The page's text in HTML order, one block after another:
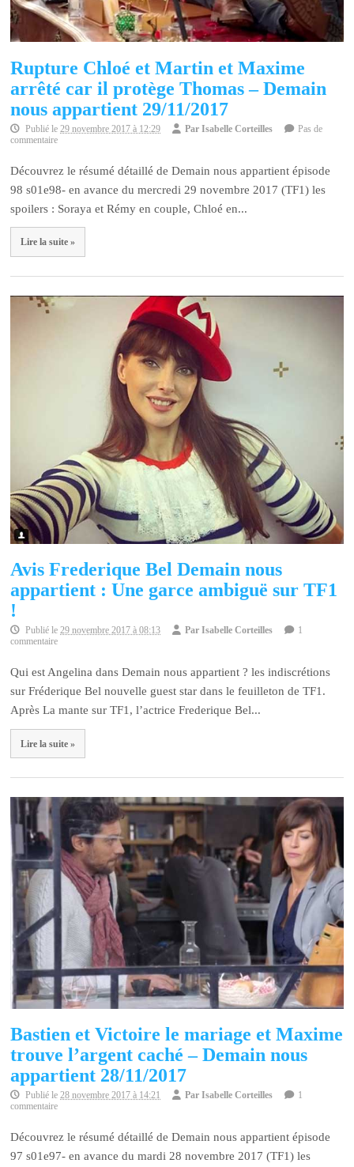
Rupture Chloé et Martin et Maxime
arrêté car il protège Thomas – Demain
nous appartient 29/11/2017
Publié le 29 novembre 2017 à 12:29 ParIsabelle Corteilles
Pas de
commentaire
Découvrez le résumé détaillé de Demain nous appartient épisode
98 s01e98- en avance du mercredi 29 novembre 2017 (TF1) les
spoilers : Soraya et Rémy en couple, Chloé en...
Lire la suite »
Avis Frederique Bel Demain nous
appartient : Une garce ambiguë sur TF1
!
Publié le29 novembre 2017 à 08:13 ParIsabelle Corteilles
1
commentaire
Qui est Angelina dans Demain nous appartient ? les indiscrétions
sur Fréderique Bel nouvelle guest star dans le feuilleton de TF1.
Après La mante sur TF1, l’actrice Frederique Bel...
Lire la suite »
Bastien et Victoire le mariage et Maxime
trouve l’argent caché – Demain nous
appartient 28/11/2017
Publié le28 novembre 2017 à 14:21 ParIsabelle Corteilles
1
commentaire
Découvrez le résumé détaillé de Demain nous appartient épisode
97 s01e97- en avance du mardi 28 novembre 2017 (TF1) les